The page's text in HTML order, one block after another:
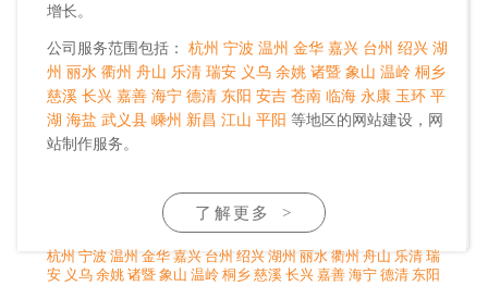
增长。
公司服务范围包括： 杭州 宁波 温州 金华 嘉兴 台州 绍兴 湖
州 丽水 衢州 舟山 乐清 瑞安 义乌 余姚 诸暨 象山 温岭 桐乡
慈溪 长兴 嘉善 海宁 德清 东阳 安吉 苍南 临海 永康 玉环 平
湖 海盐 武义县 嵊州 新昌 江山 平阳 等地区的网站建设，网
站制作服务。
了解更多 >
杭州 宁波 温州 金华 嘉兴 台州 绍兴 湖州 丽水 衢州 舟山 乐清 瑞
安 义乌 余姚 诸暨 象山 温岭 桐乡 慈溪 长兴 嘉善 海宁 德清 东阳